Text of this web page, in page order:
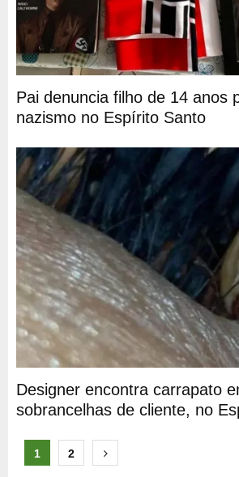
Pai denuncia filho de 14 anos
nazismo no Espírito Santo
Designer encontra carrapato
sobrancelhas de cliente, no
Paginação
1 2